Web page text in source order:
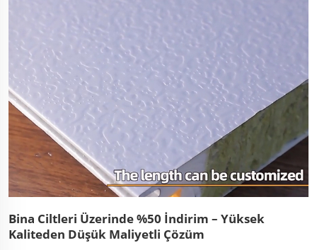
Bina Ciltleri Üzerinde %50 İndirim – Yüksek
Kaliteden Düşük Maliyetli Çözüm